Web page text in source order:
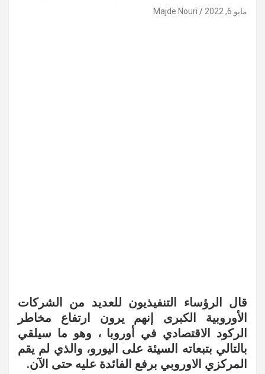
مايو 6, 2022 Majde Nouri
قال الرؤساء التنفيذيون للعديد من الشركات
الأوروبية الكبرى إنهم يرون ارتفاع مخاطر
الركود الاقتصادي في أوروبا ، وهو ما سيلقي
بالتالي بتبعاته السيئة على اليورو، والذي لم يقم
المركزي الاوروبي برفع الفائدة عليه حتى الآن.